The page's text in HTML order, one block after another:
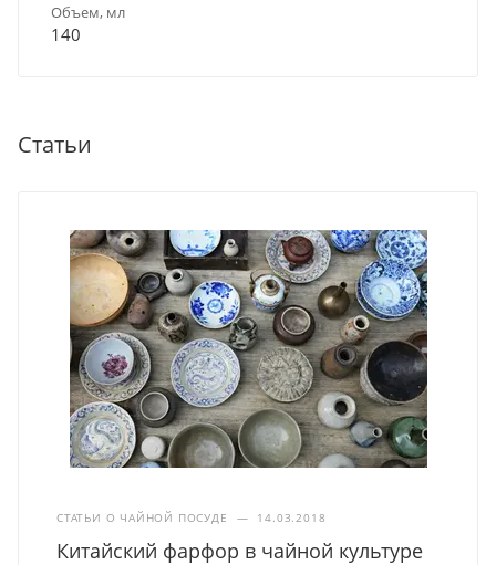
Объем, мл
140
Статьи
СТАТЬИ О ЧАЙНОЙ ПОСУДЕ — 14.03.2018
Китайский фарфор в чайной культуре